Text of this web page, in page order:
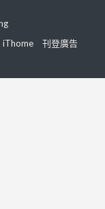
iThome
刊登廣告